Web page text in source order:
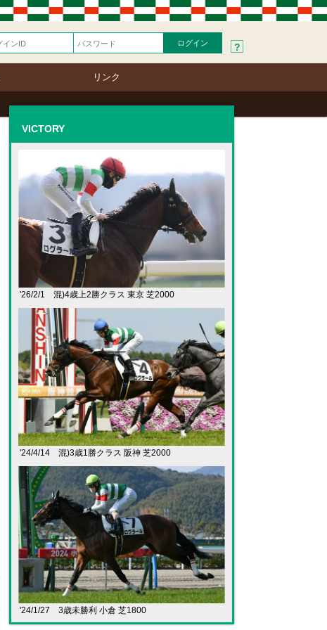
?
リンク
VICTORY
'26/2/1 混)4歳上2勝クラス 東京 芝2000
'24/4/14 混)3歳1勝クラス 阪神 芝2000
'24/1/27 3歳未勝利 小倉 芝1800